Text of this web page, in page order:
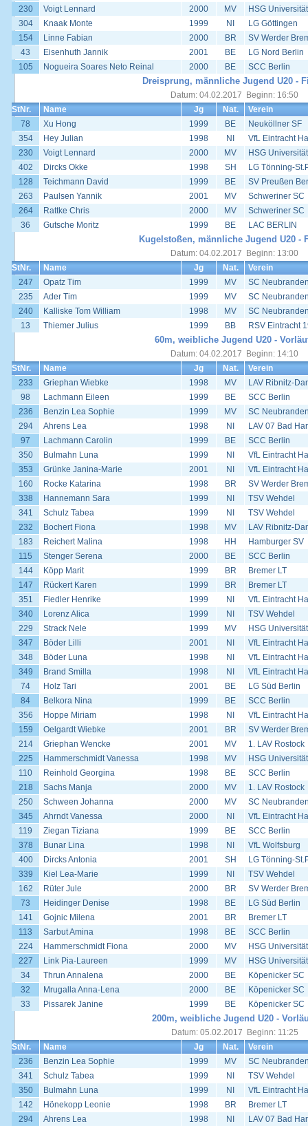
230
Voigt Lennard 2000 MV
HSG
304
Knaak Monte 1999 NI
LG Göttingen
154
Linne Fabian 2000 BR
SV Werder
43
Eisenhuth Jannik 2001 BE
LG Nord Berlin
105
Nogueira Soares Neto Reinal 2000 BE SCC Berlin
Dreisprung, männliche Jugend U20 -
Datum: 04.02.2017 Beginn: 16:50
StNr.
Name Jg Nat.
Verein
78
Xu Hong 1999 BE
Neuköllner SF
354
Hey Julian 1998 NI
VfL Eintracht
230
Voigt Lennard 2000 MV
HSG
402
Dircks Okke 1998 SH
LG Tönning-
128
Teichmann David 1999 BE
SV Preußen
263
Paulsen Yannik 2001 MV
Schweriner SC
264
Rattke Chris 2000 MV
Schweriner SC
36
Gutsche Moritz 1999 BE LAC BERLIN
Kugelstoßen, männliche Jugend U20 -
Datum: 04.02.2017 Beginn: 13:00
StNr.
Name Jg Nat.
Verein
247
Opatz Tim 1999 MV
SC
235
Ader Tim 1999 MV
SC
240
Kalliske Tom William 1998 MV
SC
13
Thiemer Julius 1999 BB RSV Eintracht
60m, weibliche Jugend U20 -
Datum: 04.02.2017 Beginn: 14:10
StNr.
Name Jg Nat.
Verein
233
Griephan Wiebke 1998 MV
LAV Ribnitz-
98
Lachmann Eileen 1999 BE
SCC Berlin
236
Benzin Lea Sophie 1999 MV
SC
294
Ahrens Lea 1998 NI
LAV 07 Bad
97
Lachmann Carolin 1999 BE
SCC Berlin
350
Bulmahn Luna 1999 NI
VfL Eintracht
353
Grünke Janina-Marie 2001 NI
VfL Eintracht
160
Rocke Katarina 1998 BR
SV Werder
338
Hannemann Sara 1999 NI
TSV Wehdel
341
Schulz Tabea 1999 NI
TSV Wehdel
232
Bochert Fiona 1998 MV
LAV Ribnitz-
183
Reichert Malina 1998 HH
Hamburger SV
115
Stenger Serena 2000 BE
SCC Berlin
144
Köpp Marit 1999 BR
Bremer LT
147
Rückert Karen 1999 BR
Bremer LT
351
Fiedler Henrike 1999 NI
VfL Eintracht
340
Lorenz Alica 1999 NI
TSV Wehdel
229
Strack Nele 1999 MV
HSG
347
Böder Lilli 2001 NI
VfL Eintracht
348
Böder Luna 1998 NI
VfL Eintracht
349
Brand Smilla 1998 NI
VfL Eintracht
74
Holz Tari 2001 BE
LG Süd Berlin
84
Belkora Nina 1999 BE
SCC Berlin
356
Hoppe Miriam 1998 NI
VfL Eintracht
159
Oelgardt Wiebke 2001 BR
SV Werder
214
Griephan Wencke 2001 MV
1. LAV Rostock
225
Hammerschmidt Vanessa 1998 MV
HSG
110
Reinhold Georgina 1998 BE
SCC Berlin
218
Sachs Manja 2000 MV
1. LAV Rostock
250
Schween Johanna 2000 MV
SC
345
Ahrndt Vanessa 2000 NI
VfL Eintracht
119
Ziegan Tiziana 1999 BE
SCC Berlin
378
Bunar Lina 1998 NI
VfL Wolfsburg
400
Dircks Antonia 2001 SH
LG Tönning-
339
Kiel Lea-Marie 1999 NI
TSV Wehdel
162
Rüter Jule 2000 BR
SV Werder
73
Heidinger Denise 1998 BE
LG Süd Berlin
141
Gojnic Milena 2001 BR
Bremer LT
113
Sarbut Amina 1998 BE
SCC Berlin
224
Hammerschmidt Fiona 2000 MV
HSG
227
Link Pia-Laureen 1999 MV
HSG
34
Thrun Annalena 2000 BE
Köpenicker SC
32
Mrugalla Anna-Lena 2000 BE
Köpenicker SC
33
Pissarek Janine 1999 BE Köpenicker SC
200m, weibliche Jugend U20 -
Datum: 05.02.2017 Beginn: 11:25
StNr.
Name Jg Nat.
Verein
236
Benzin Lea Sophie 1999 MV
SC
341
Schulz Tabea 1999 NI
TSV Wehdel
350
Bulmahn Luna 1999 NI
VfL Eintracht
142
Hönekopp Leonie 1998 BR
Bremer LT
294
Ahrens Lea 1998 NI LAV 07 Bad